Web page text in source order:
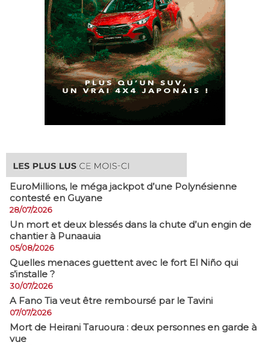
EuroMillions, ​le méga jackpot d’une Polynésienne
contesté en Guyane
28/07/2026
​Un mort et deux blessés dans la chute d’un engin de
chantier à Punaauia
05/08/2026
Quelles menaces guettent avec le fort El Niño qui
s’installe ?
30/07/2026
A Fano Tia veut être remboursé par le Tavini
07/07/2026
Mort de Heirani Taruoura : deux personnes en garde à
vue